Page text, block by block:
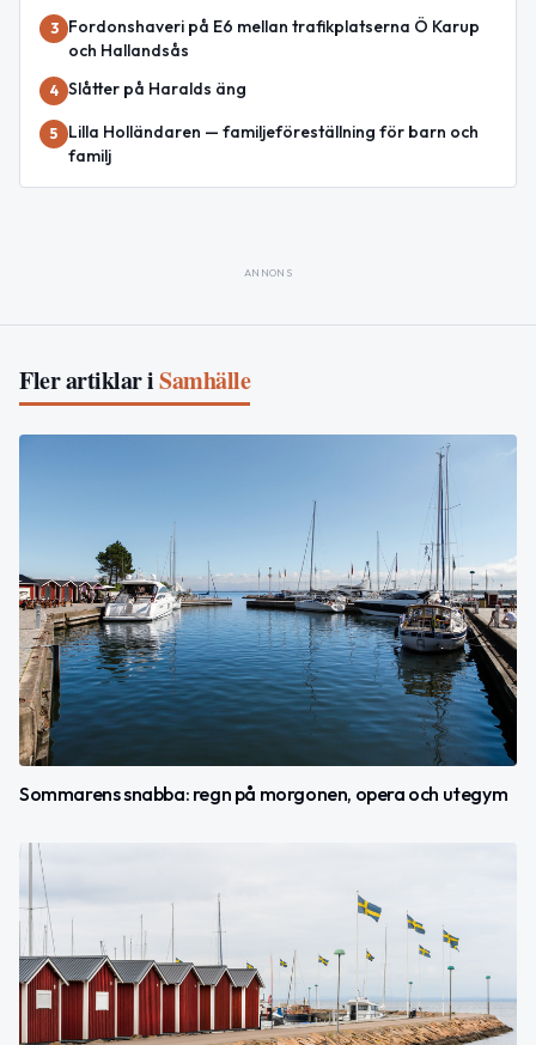
3
Fordonshaveri på E6 mellan trafikplatserna Ö Karup
och Hallandsås
4 Slåtter på Haralds äng
5
Lilla Holländaren — familjeföreställning för barn och
familj
ANNONS
Fler artiklar iSamhälle
Sommarens snabba: regn på morgonen, opera och utegym